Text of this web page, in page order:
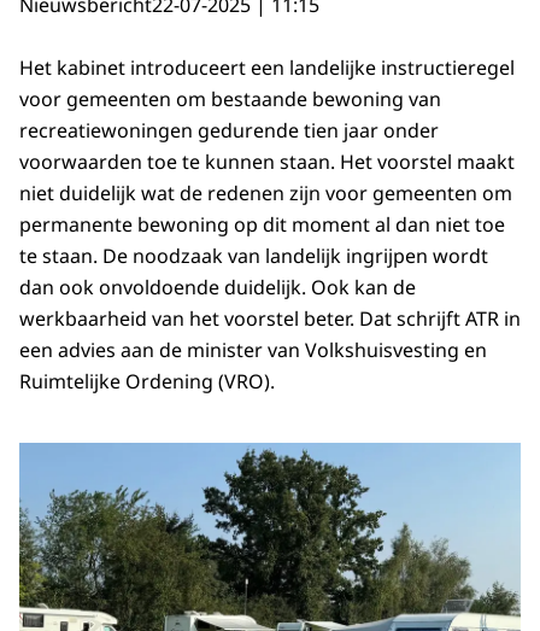
Het kabinet introduceert een landelijke instructieregel
voor gemeenten om bestaande bewoning van
recreatiewoningen gedurende tien jaar onder
voorwaarden toe te kunnen staan. Het voorstel maakt
niet duidelijk wat de redenen zijn voor gemeenten om
permanente bewoning op dit moment al dan niet toe
te staan. De noodzaak van landelijk ingrijpen wordt
dan ook onvoldoende duidelijk. Ook kan de
werkbaarheid van het voorstel beter. Dat schrijft ATR in
een advies aan de minister van Volkshuisvesting en
Ruimtelijke Ordening (VRO).